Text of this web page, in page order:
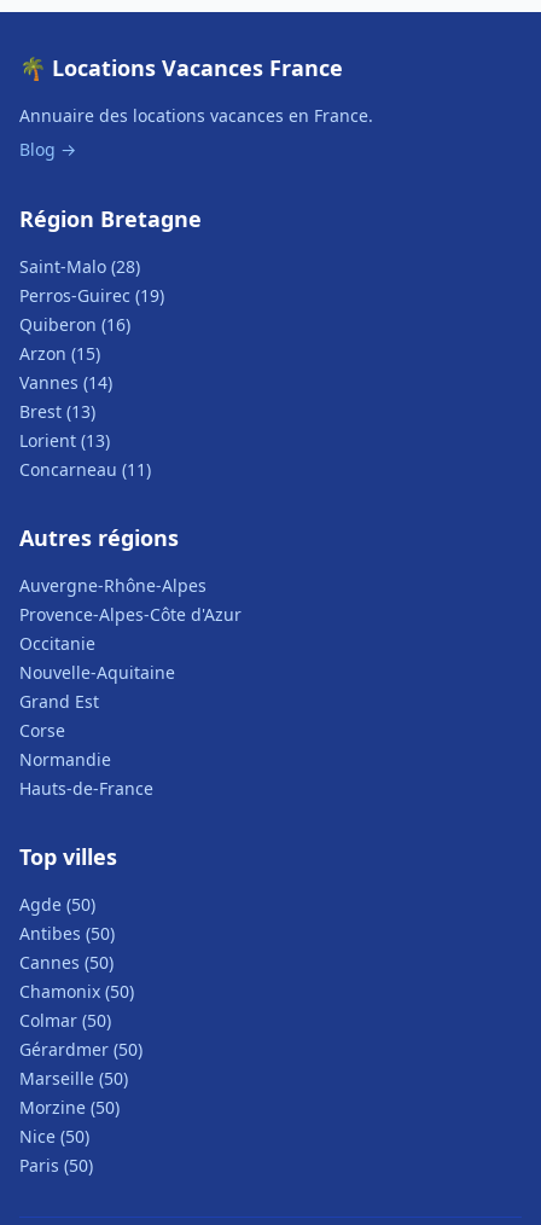
🌴 Locations Vacances France
Annuaire des locations vacances en France.
Blog →
Région Bretagne
Saint-Malo (28)
Perros-Guirec (19)
Quiberon (16)
Arzon (15)
Vannes (14)
Brest (13)
Lorient (13)
Concarneau (11)
Autres régions
Auvergne-Rhône-Alpes
Provence-Alpes-Côte d'Azur
Occitanie
Nouvelle-Aquitaine
Grand Est
Corse
Normandie
Hauts-de-France
Top villes
Agde (50)
Antibes (50)
Cannes (50)
Chamonix (50)
Colmar (50)
Gérardmer (50)
Marseille (50)
Morzine (50)
Nice (50)
Paris (50)